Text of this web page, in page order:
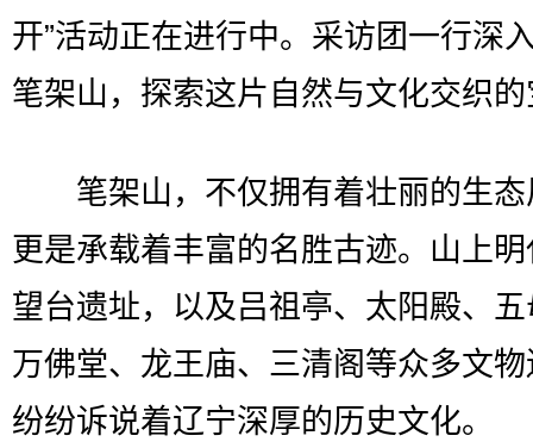
开”活动正在进行中。采访团一行深
笔架山，探索这片自然与文化交织
笔架山，不仅拥有着壮丽的生态
更是承载着丰富的名胜古迹。山上
望台遗址，以及吕祖亭、太阳殿、
万佛堂、龙王庙、三清阁等众多文
纷纷诉说着辽宁深厚的历史文化。